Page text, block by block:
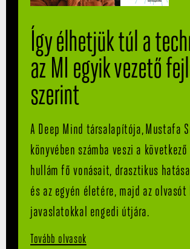
Így élhetjük túl a
az MI egyik vezető
szerint
A Deep Mind társalapítója, Mustafa
könyvében számba veszi a
hullám fő vonásait, drasztikus
és az egyén életére, majd az olvasót
javaslatokkal engedi útjára.
Tovább olvasok